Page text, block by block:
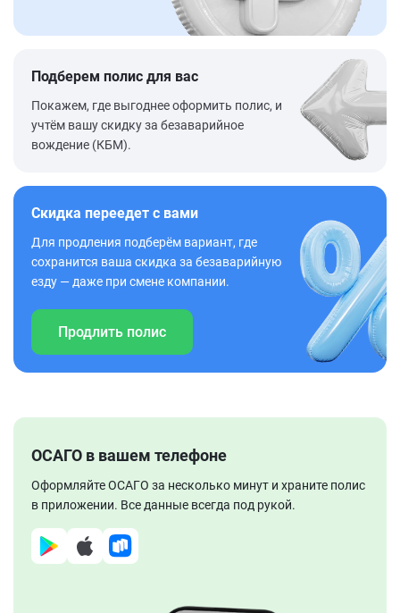
Подберем полис для вас
Покажем, где выгоднее оформить полис, и
учтём вашу скидку за безаварийное
вождение (КБМ).
Скидка переедет с вами
Для продления подберём вариант, где
сохранится ваша скидка за безаварийную
езду — даже при смене компании.
Продлить полис
ОСАГО в вашем телефоне
Оформляйте ОСАГО за несколько минут и храните полис
в приложении. Все данные всегда под рукой.